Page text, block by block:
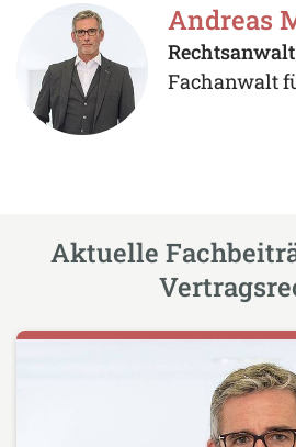
Andreas
Rechtsanwalt
Fachanwalt
Aktuelle